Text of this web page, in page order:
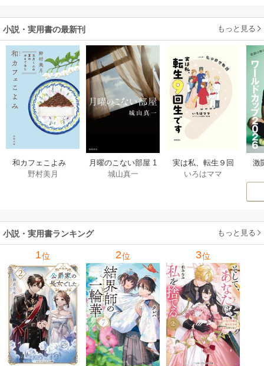
小説・実用書の最新刊 もっと見る
和カフェこよみ
五月くんの夏のお
野村美月
月曜のこない部屋 1
巻
城山真一
実は私、転生９回
生です マンガ
いろはママ
激
小説・実用書ランキング もっと見る
1位 2位 3位